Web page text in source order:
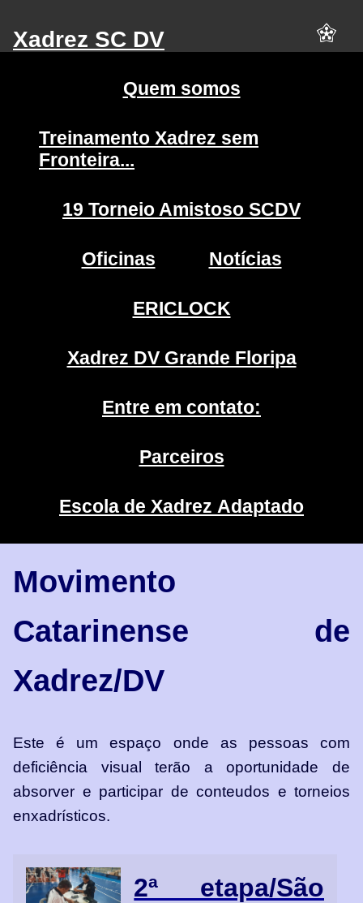
Xadrez SC DV
Quem somos
Treinamento Xadrez sem
Fronteira...
19 Torneio Amistoso SCDV
Oficinas Notícias
ERICLOCK
Xadrez DV Grande Floripa
Entre em contato:
Parceiros
Escola de Xadrez Adaptado
Movimento
Catarinense de
Xadrez/DV
Este é um espaço onde as pessoas com
deficiência visual terão a oportunidade de
absorver e participar de conteudos e torneios
enxadrísticos.
2ª etapa/São